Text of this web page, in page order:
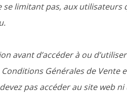
limitant pas, aux
avant d’accéder à ou
Générales de Vente
pas accéder au site web